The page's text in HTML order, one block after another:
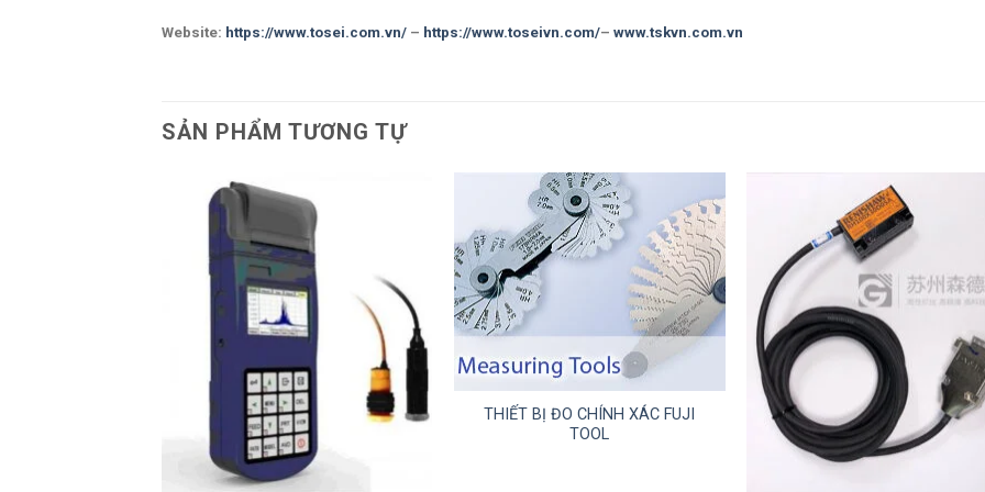
Website: https://www.tosei.com.vn/ – https://www.toseivn.com/– www.tskvn.com.vn
SẢN PHẨM TƯƠNG TỰ
+
THIẾT BỊ ĐO CHÍNH XÁC FUJI
TOOL